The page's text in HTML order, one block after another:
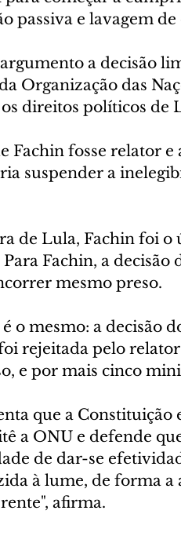
passiva e lavagem
a decisão
Organização das
direitos políticos de
Fachin fosse relator e
suspender a
de Lula, Fachin foi o
Fachin, a decisão
mesmo preso.
o mesmo: a decisão
rejeitada pelo
e por mais cinco
que a Constituição
a ONU e defende
de dar-se
à lume, de forma a
afirma.